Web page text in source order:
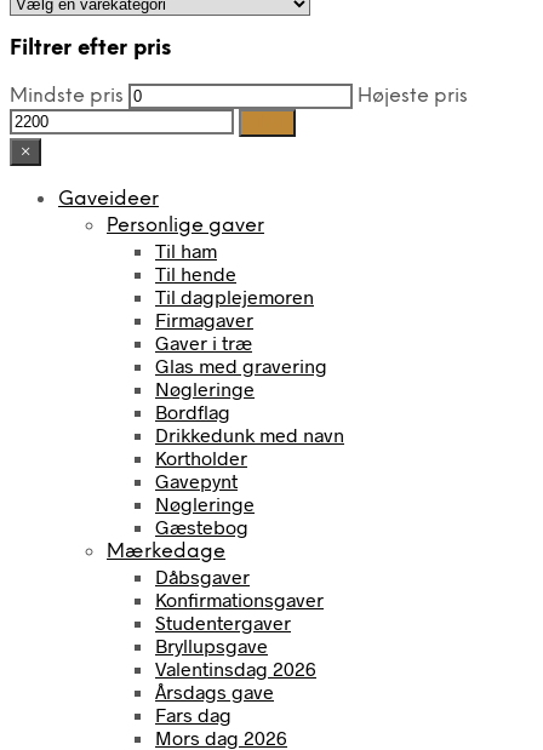
Filtrer efter pris
Mindste pris Højeste pris
×
Gaveideer
Personlige gaver
Til ham
Til hende
Til dagplejemoren
Firmagaver
Gaver i træ
Glas med gravering
Nøgleringe
Bordflag
Drikkedunk med navn
Kortholder
Gavepynt
Nøgleringe
Gæstebog
Mærkedage
Dåbsgaver
Konfirmationsgaver
Studentergaver
Bryllupsgave
Valentinsdag 2026
Årsdags gave
Fars dag
Mors dag 2026